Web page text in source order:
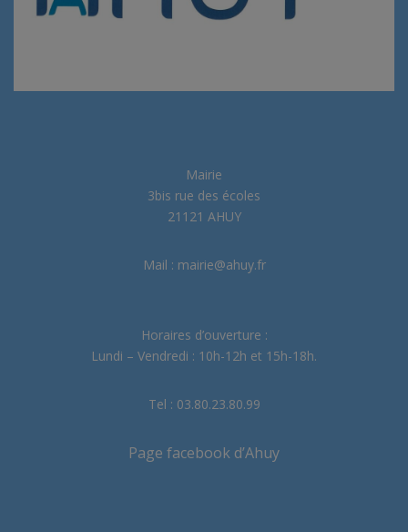
Mairie
3bis rue des écoles
21121 AHUY
Mail : mairie@ahuy.fr
Horaires d’ouverture :
Lundi – Vendredi : 10h-12h et 15h-18h.
Tel : 03.80.23.80.99
Page facebook d’Ahuy